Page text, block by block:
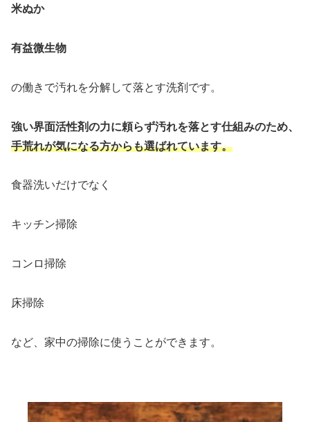
米ぬか
有益微生物
の働きで汚れを分解して落とす洗剤です。
強い界面活性剤の力に頼らず汚れを落とす仕組みのため、
手荒れが気になる方からも選ばれています。
食器洗いだけでなく
キッチン掃除
コンロ掃除
床掃除
など、家中の掃除に使うことができます。